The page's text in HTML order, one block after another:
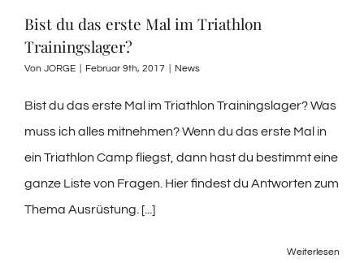
Bist du das erste Mal im Triathlon
Trainingslager?
Von JORGE Februar 9th, 2017 News
Bist du das erste Mal im Triathlon Trainingslager? Was
muss ich alles mitnehmen? Wenn du das erste Mal in
ein Triathlon Camp fliegst, dann hast du bestimmt eine
ganze Liste von Fragen. Hier findest du Antworten zum
Thema Ausrüstung. [...]
Weiterlesen